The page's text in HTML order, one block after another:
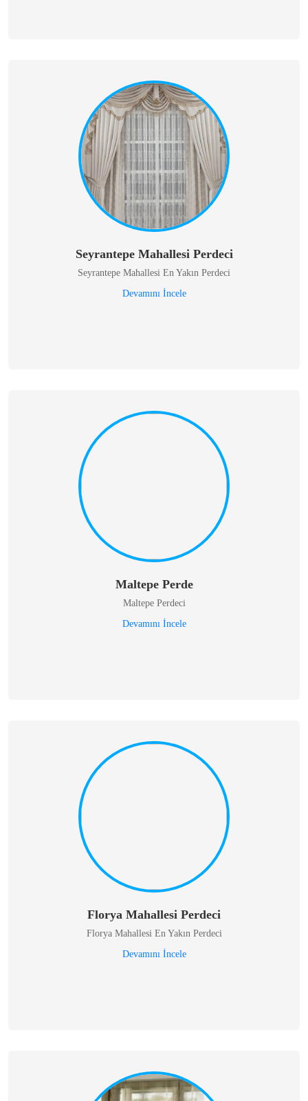
Seyrantepe Mahallesi Perdeci
Seyrantepe Mahallesi En Yakın Perdeci
Devamını İncele
Maltepe Perde
Maltepe Perdeci
Devamını İncele
Florya Mahallesi Perdeci
Florya Mahallesi En Yakın Perdeci
Devamını İncele